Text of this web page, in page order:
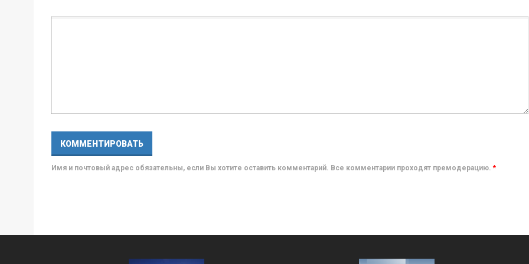
Имя и почтовый адрес обязательны, если Вы хотите оставить комментарий. Все комментарии проходят премодерацию. *